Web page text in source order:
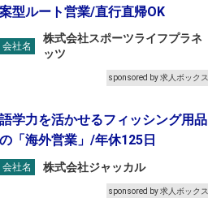
案型ルート営業/直行直帰OK
会社名
株式会社スポーツライフプラネ
ッツ
sponsored by 求人ボックス
語学力を活かせるフィッシング用品
の「海外営業」/年休125日
会社名 株式会社ジャッカル
sponsored by 求人ボックス